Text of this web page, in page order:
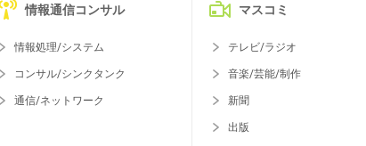
情報通信コンサル
情報処理/システム
コンサル/シンクタンク
通信/ネットワーク
マスコミ
テレビ/ラジオ
音楽/芸能/制作
新聞
出版